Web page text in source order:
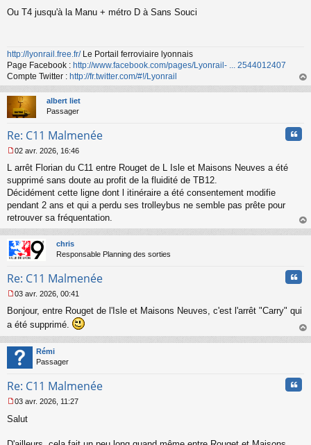
e
g
e
n
o
n
l
u
Ou T4 jusqu'à la Manu + métro D à Sans Souci
http://lyonrail.free.fr/Le Portail ferroviaire lyonnais
Page Facebook : http://www.facebook.com/pages/Lyonrail- ... 2544012407
Compte Twitter : http://fr.twitter.com/#!/Lyonrail
au
albert liet
Passager
Re: C11 Malmenée
e
s
s
g
e
n
o
n
l
02 avr. 2026, 16:46
L arrêt Florian du C11 entre Rouget de L Isle et Maisons Neuves a été
supprimé sans doute au profit de la fluidité de TB12.
Décidément cette ligne dont l itinéraire a été consentement modifie
pendant 2 ans et qui a perdu ses trolleybus ne semble pas prête pour
retrouver sa fréquentation.
au
chris
Responsable Planning des sorties
Re: C11 Malmenée
e
s
a
g
e
o
l
u
03 avr. 2026, 00:41
Bonjour, entre Rouget de l'Isle et Maisons Neuves, c'est l'arrêt "Carry" qui
a été supprimé.
au
Rémi
Passager
Re: C11 Malmenée
e
03 avr. 2026, 11:27
Salut